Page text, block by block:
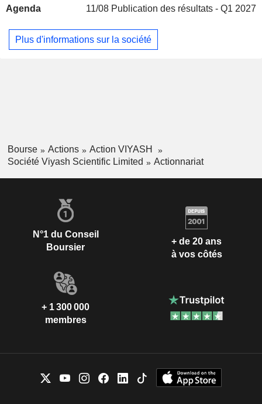
(AINS), les anti-infectieux et la dermatologie. Elle est
destinés à soutenir les entreprises des secteurs des API,
des produits pharmaceutiques, des soins personnels et des
Agenda 11/08 Publication des résultats - Q1 2027
Plus d'informations sur la société
Bourse Actions
Action VIYASH
Société Viyash Scientific Limited
Actionnariat
N°1 du Conseil
Boursier
+ de 20 ans
à vos côtés
+ 1 300 000
membres